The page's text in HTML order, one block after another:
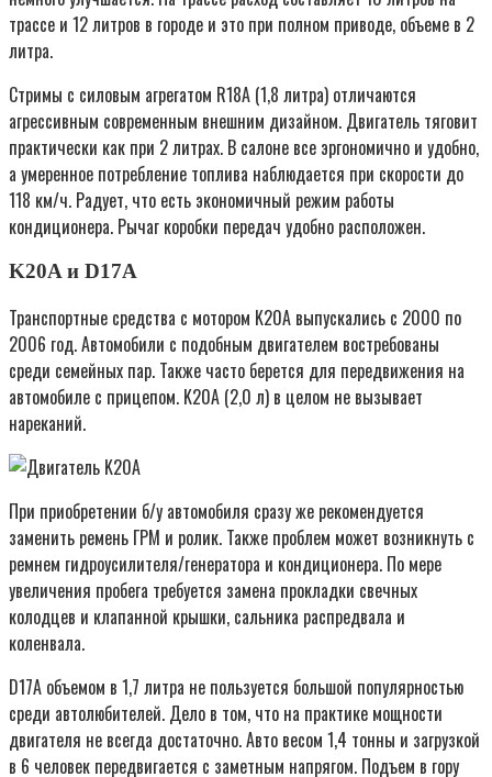
трассе и 12 литров в городе и это при полном приводе, объеме в 2
литра.
Стримы с силовым агрегатом R18A (1,8 литра) отличаются
агрессивным современным внешним дизайном. Двигатель тяговит
практически как при 2 литрах. В салоне все эргономично и удобно,
а умеренное потребление топлива наблюдается при скорости до
118 км/ч. Радует, что есть экономичный режим работы
кондиционера. Рычаг коробки передач удобно расположен.
K20A и D17A
Транспортные средства с мотором K20A выпускались с 2000 по
2006 год. Автомобили с подобным двигателем востребованы
среди семейных пар. Также часто берется для передвижения на
автомобиле с прицепом. K20A (2,0 л) в целом не вызывает
нареканий.
При приобретении б/у автомобиля сразу же рекомендуется
заменить ремень ГРМ и ролик. Также проблем может возникнуть с
ремнем гидроусилителя/генератора и кондиционера. По мере
увеличения пробега требуется замена прокладки свечных
колодцев и клапанной крышки, сальника распредвала и
коленвала.
D17A объемом в 1,7 литра не пользуется большой популярностью
среди автолюбителей. Дело в том, что на практике мощности
двигателя не всегда достаточно. Авто весом 1,4 тонны и загрузкой
в 6 человек передвигается с заметным напрягом. Подъем в гору